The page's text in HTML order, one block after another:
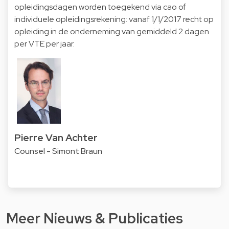
opleidingsdagen worden toegekend via cao of
individuele opleidingsrekening: vanaf 1/1/2017 recht op
opleiding in de onderneming van gemiddeld 2 dagen
per VTE per jaar.
Pierre Van Achter
Counsel - Simont Braun
Meer Nieuws & Publicaties